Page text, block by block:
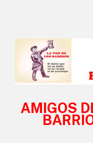
AMIGOS